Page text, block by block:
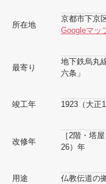
所在地
京都市下京
Googleマッ
最寄り
地下鉄烏丸
六条」
竣工年 1923（大正
改修年
［2階・塔
26）年
用途 仏教伝道の